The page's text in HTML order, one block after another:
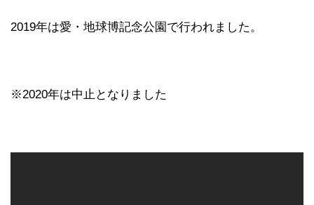
2019年は愛・地球博記念公園で行われました。
※2020年は中止となりました